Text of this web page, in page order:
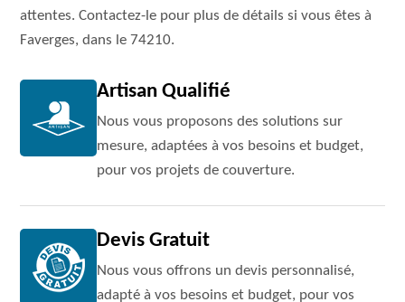
attentes. Contactez-le pour plus de détails si vous êtes à
Faverges, dans le 74210.
Artisan Qualifié
Nous vous proposons des solutions sur
mesure, adaptées à vos besoins et budget,
pour vos projets de couverture.
Devis Gratuit
Nous vous offrons un devis personnalisé,
adapté à vos besoins et budget, pour vos